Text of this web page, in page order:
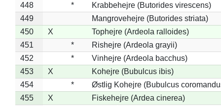
448
*
Krabbehejre (Butorides virescens)
449
Mangrovehejre (Butorides striata)
450
X
Tophejre (Ardeola ralloides)
451
*
Rishejre (Ardeola grayii)
452
*
Vinhejre (Ardeola bacchus)
453
X
Kohejre (Bubulcus ibis)
454
*
Østlig Kohejre (Bubulcus
455
X
Fiskehejre (Ardea cinerea)